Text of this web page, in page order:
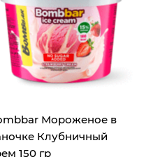
Мороженое в
Клубничный
150 гр